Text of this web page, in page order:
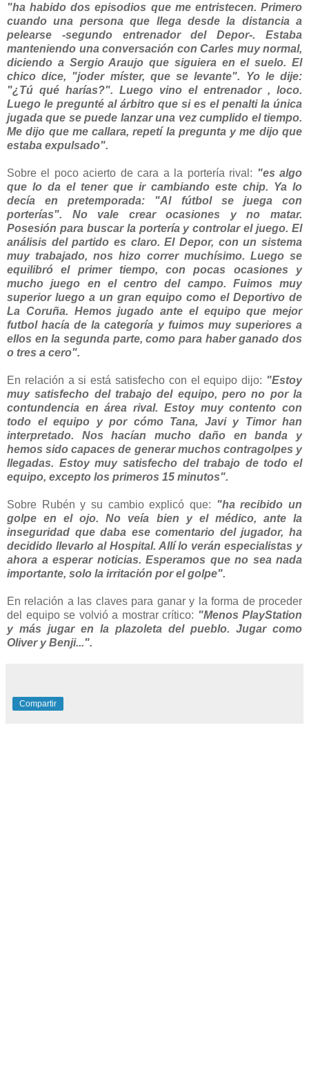
"ha habido dos episodios que me entristecen. Primero
cuando una persona que llega desde la distancia a
pelearse -segundo entrenador del Depor-. Estaba
manteniendo una conversación con Carles muy normal,
diciendo a Sergio Araujo que siguiera en el suelo. El
chico dice, "joder míster, que se levante". Yo le dije:
"¿Tú qué harías?". Luego vino el entrenador , loco.
Luego le pregunté al árbitro que si es el penalti la única
jugada que se puede lanzar una vez cumplido el tiempo.
Me dijo que me callara, repetí la pregunta y me dijo que
estaba expulsado".
Sobre el poco acierto de cara a la portería rival: "es algo
que lo da el tener que ir cambiando este chip. Ya lo
decía en pretemporada: "Al fútbol se juega con
porterías". No vale crear ocasiones y no matar.
Posesión para buscar la portería y controlar el juego. El
análisis del partido es claro. El Depor, con un sistema
muy trabajado, nos hizo correr muchísimo. Luego se
equilibró el primer tiempo, con pocas ocasiones y
mucho juego en el centro del campo. Fuimos muy
superior luego a un gran equipo como el Deportivo de
La Coruña. Hemos jugado ante el equipo que mejor
futbol hacía de la categoría y fuimos muy superiores a
ellos en la segunda parte, como para haber ganado dos
o tres a cero".
En relación a si está satisfecho con el equipo dijo: "Estoy
muy satisfecho del trabajo del equipo, pero no por la
contundencia en área rival. Estoy muy contento con
todo el equipo y por cómo Tana, Javi y Timor han
interpretado. Nos hacían mucho daño en banda y
hemos sido capaces de generar muchos contragolpes y
llegadas. Estoy muy satisfecho del trabajo de todo el
equipo, excepto los primeros 15 minutos".
Sobre Rubén y su cambio explicó que: "ha recibido un
golpe en el ojo. No veía bien y el médico, ante la
inseguridad que daba ese comentario del jugador, ha
decidido llevarlo al Hospital. Allí lo verán especialistas y
ahora a esperar noticias. Esperamos que no sea nada
importante, solo la irritación por el golpe".
En relación a las claves para ganar y la forma de proceder
del equipo se volvió a mostrar crítico: "Menos PlayStation
y más jugar en la plazoleta del pueblo. Jugar como
Oliver y Benji...".
Compartir